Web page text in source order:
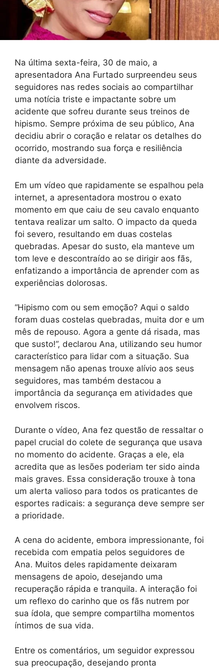
Na última sexta-feira, 30 de maio, a
apresentadora Ana Furtado surpreendeu seus
seguidores nas redes sociais ao compartilhar
uma notícia triste e impactante sobre um
acidente que sofreu durante seus treinos de
hipismo. Sempre próxima de seu público, Ana
decidiu abrir o coração e relatar os detalhes do
ocorrido, mostrando sua força e resiliência
diante da adversidade.
Em um vídeo que rapidamente se espalhou pela
internet, a apresentadora mostrou o exato
momento em que caiu de seu cavalo enquanto
tentava realizar um salto. O impacto da queda
foi severo, resultando em duas costelas
quebradas. Apesar do susto, ela manteve um
tom leve e descontraído ao se dirigir aos fãs,
enfatizando a importância de aprender com as
experiências dolorosas.
“Hipismo com ou sem emoção? Aqui o saldo
foram duas costelas quebradas, muita dor e um
mês de repouso. Agora a gente dá risada, mas
que susto!”, declarou Ana, utilizando seu humor
característico para lidar com a situação. Sua
mensagem não apenas trouxe alívio aos seus
seguidores, mas também destacou a
importância da segurança em atividades que
envolvem riscos.
Durante o vídeo, Ana fez questão de ressaltar o
papel crucial do colete de segurança que usava
no momento do acidente. Graças a ele, ela
acredita que as lesões poderiam ter sido ainda
mais graves. Essa consideração trouxe à tona
um alerta valioso para todos os praticantes de
esportes radicais: a segurança deve sempre ser
a prioridade.
A cena do acidente, embora impressionante, foi
recebida com empatia pelos seguidores de
Ana. Muitos deles rapidamente deixaram
mensagens de apoio, desejando uma
recuperação rápida e tranquila. A interação foi
um reflexo do carinho que os fãs nutrem por
sua ídola, que sempre compartilha momentos
íntimos de sua vida.
Entre os comentários, um seguidor expressou
sua preocupação, desejando pronta